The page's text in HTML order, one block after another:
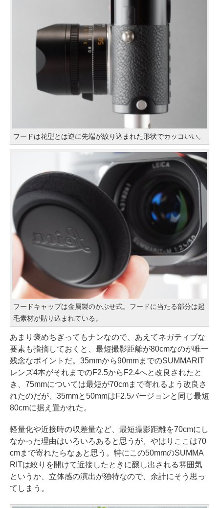
フードは花型とは逆に先端が絞り込まれた形状でカッコいい。
フードキャップは金属製のかぶせ式。フードに当たる部分は起
毛素材が貼り込まれている。
あまり褒めちぎってもナンなので、あえてネガティブな
要素も指摘しておくと、最短撮影距離が80cmなのが唯一
残念なポイントだ。35mmから90mmまでのSUMMARIT
レンズ4本がそれまでのF2.5からF2.4へと改良されたと
き、75mmについては最短が70cmまで寄れるよう改良さ
れたのだが、35mmと50mmはF2.5バージョンと同じ最短
80cmに据え置かれた。
軽量化や近接時の収差量など、最短撮影距離を70cmにし
なかった理由はいろいろあると思うが、やはりここは70
cmまで寄れたらなぁと思う。特にこの50mmのSUMMA
RITは絞りを開けて近接したときに醸し出される雰囲気
というか、立体感の演出が独特なので、余計にそう思っ
てしまう。